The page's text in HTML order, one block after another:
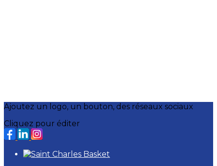
Ajoutez un logo, un bouton, des réseaux sociaux
Cliquez pour éditer